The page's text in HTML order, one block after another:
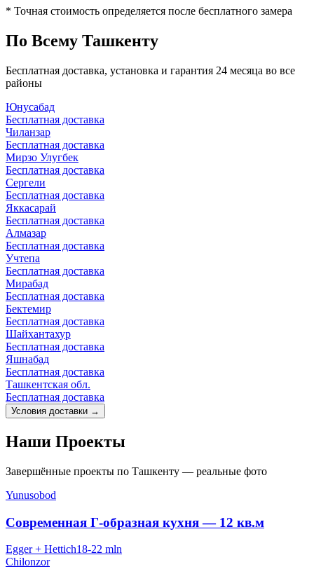
* Точная стоимость определяется после бесплатного замера
По Всему Ташкенту
Бесплатная доставка, установка и гарантия 24 месяца во все
районы
Юнусабад
Бесплатная доставка
Чиланзар
Бесплатная доставка
Мирзо Улугбек
Бесплатная доставка
Сергели
Бесплатная доставка
Яккасарай
Бесплатная доставка
Алмазар
Бесплатная доставка
Учтепа
Бесплатная доставка
Мирабад
Бесплатная доставка
Бектемир
Бесплатная доставка
Шайхантахур
Бесплатная доставка
Яшнабад
Бесплатная доставка
Ташкентская обл.
Бесплатная доставка
Условия доставки →
Наши Проекты
Завершённые проекты по Ташкенту — реальные фото
Yunusobod
Современная Г-образная кухня — 12 кв.м
Egger + Hettich18-22 mln
Chilonzor